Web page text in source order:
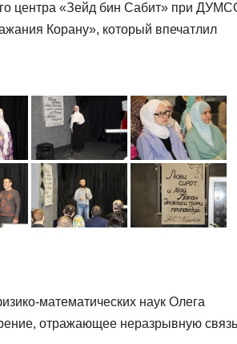
центра «Зейд бин Сабит» при
Корану», который впечатлил
математических наук Олега
отражающее неразрывную связь